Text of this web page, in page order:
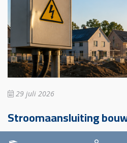
29 juli 2026
Stroomaansluiting
Het overvolle elektriciteitsnet zorgt